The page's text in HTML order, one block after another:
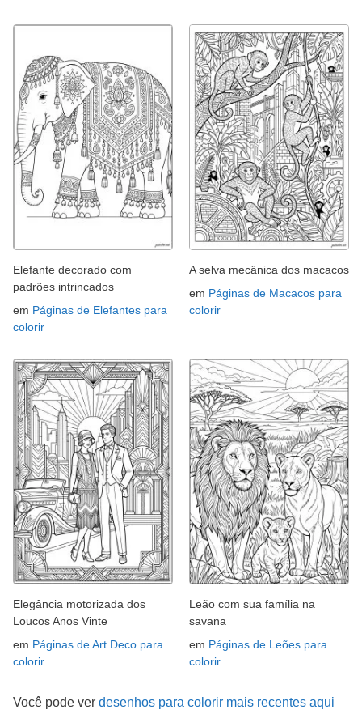
Elefante decorado com
padrões intrincados
em Páginas de Elefantes para
colorir
A selva mecânica dos macacos
em Páginas de Macacos para
colorir
Elegância motorizada dos
Loucos Anos Vinte
em Páginas de Art Deco para
colorir
Leão com sua família na
savana
em Páginas de Leões para
colorir
Você pode ver desenhos para colorir mais recentes aqui